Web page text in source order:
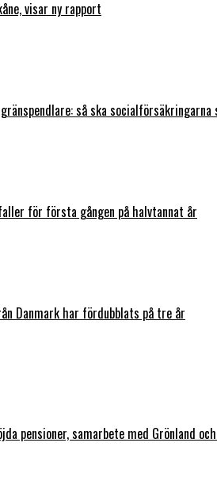
visar ny rapport
så ska socialförsäkringarna
för första gången på halvtannat år
Danmark har fördubblats på tre år
pensioner, samarbete med Grönland